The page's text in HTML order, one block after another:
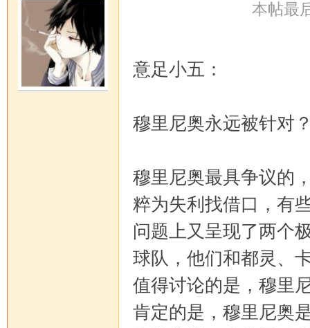
本帖最
意足小五：
穆里尼奥永远被针对
穆里尼奥最具争议的
粹为失利找借口，有
问题上又呈现了两个
球队，他们和都灵、
值得讨论的是，穆里
肯定的是，穆里尼奥